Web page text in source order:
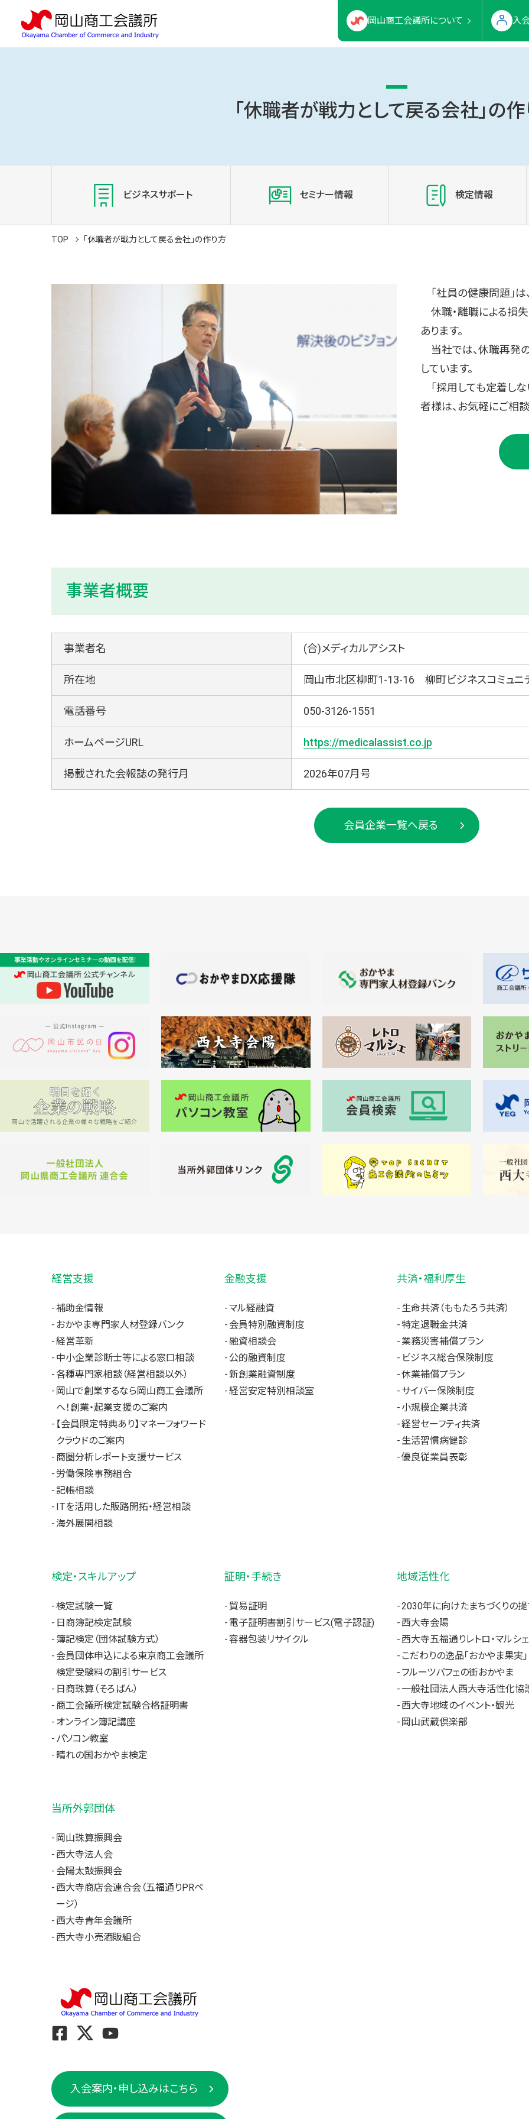
岡山商工会議所について 入
「休職者が戦力として戻る会社」の
ビジネスサポート セミナー情報 検定情報
TOP 「休職者が戦力として戻る会社」の作り方
「社員の健康問題」は
休職・離職による損
あります。
当社では、休職再発
しています。
「採用しても定着しな
者様は、お気軽にご相談
事業者概要
事業者名 (合)メディカルアシスト
所在地 岡山市北区柳町1-13-16 柳町ビジネスコミュニ
電話番号 050-3126-1551
ホームページURL https://medicalassist.co.jp
掲載された会報誌の発行月 2026年07月号
会員企業一覧へ戻る
経営支援
補助金情報
おかやま専門家人材登録バンク
経営革新
中小企業診断士等による窓口相談
各種専門家相談（経営相談以外）
岡山で創業するなら岡山商工会議所
へ！創業・起業支援のご案内
【会員限定特典あり】マネーフォワード
クラウドのご案内
商圏分析レポート支援サービス
労働保険事務組合
記帳相談
ITを活用した販路開拓・経営相談
海外展開相談
金融支援
マル経融資
会員特別融資制度
融資相談会
公的融資制度
新創業融資制度
経営安定特別相談室
共済・福利厚生
生命共済（ももたろう共済）
特定退職金共済
業務災害補償プラン
ビジネス総合保険制度
休業補償プラン
サイバー保険制度
小規模企業共済
経営セーフティ共済
生活習慣病健診
優良従業員表彰
検定・スキルアップ
検定試験一覧
日商簿記検定試験
簿記検定（団体試験方式）
会員団体申込による東京商工会議所
検定受験料の割引サービス
日商珠算（そろばん）
商工会議所検定試験合格証明書
オンライン簿記講座
パソコン教室
晴れの国おかやま検定
証明・手続き
貿易証明
電子証明書割引サービス(電子認証)
容器包装リサイクル
地域活性化
2030年に向けたまちづくりの
西大寺会陽
西大寺五福通りレトロ・マルシェ
こだわりの逸品「おかやま果実」
フルーツパフェの街おかやま
一般社団法人西大寺活性化協
西大寺地域のイベント・観光
岡山武蔵倶楽部
当所外郭団体
岡山珠算振興会
西大寺法人会
会陽太鼓振興会
西大寺商店会連合会（五福通りPRペ
ージ）
西大寺青年会議所
西大寺小売酒販組合
入会案内・申し込みはこちら